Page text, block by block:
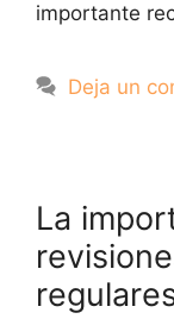
importante
Deja un
La